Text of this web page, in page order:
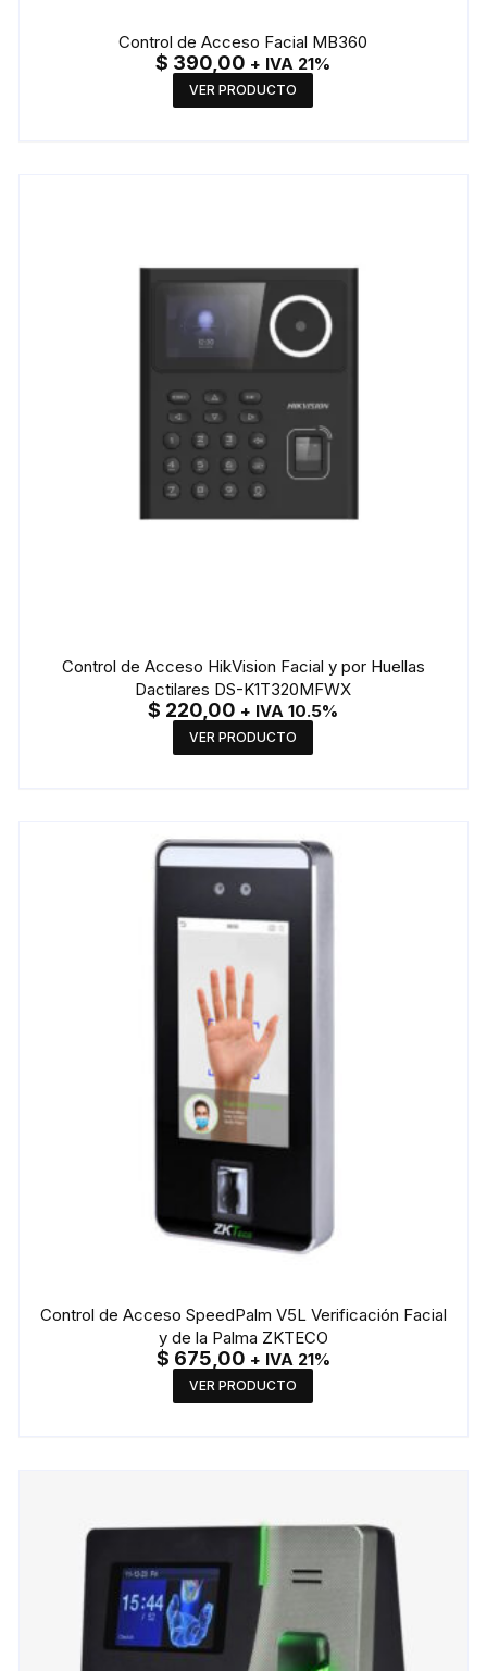
Control de Acceso Facial MB360
$ 390,00 + IVA 21%
VER PRODUCTO
Control de Acceso HikVision Facial y por Huellas
Dactilares DS-K1T320MFWX
$ 220,00 + IVA 10.5%
VER PRODUCTO
Control de Acceso SpeedPalm V5L Verificación Facial
y de la Palma ZKTECO
$ 675,00 + IVA 21%
VER PRODUCTO